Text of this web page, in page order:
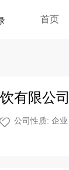
首页
有限公
公司性质: 企业